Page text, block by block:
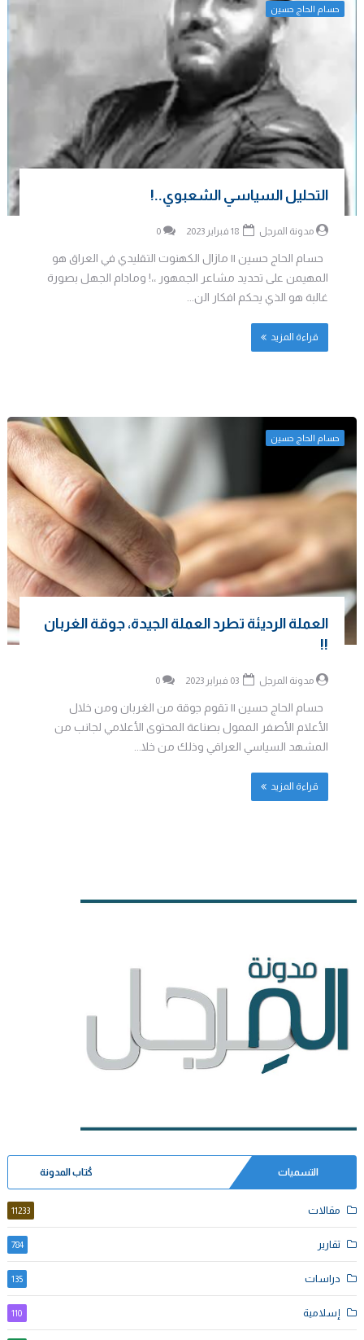
حسام الحاج حسين
التحليل السياسي الشعبوي..!
مدونة المرجل 0
حسام الحاج حسين || مازال الكهنوت التقليدي في العراق هو
المهيمن على تحديد مشاعر الجمهور ،،! ومادام الجهل بصورة
غالبة هو الذي يحكم افكار الن...
قراءة المزيد
حسام الحاج حسين
العملة الرديئة تطرد العملة الجيدة، جوقة الغربان
!!
مدونة المرجل 0
حسام الحاج حسين || تقوم جوقة من الغربان ومن خلال
الأعلام الأصفر الممول بصناعة المحتوى الأعلامي لجانب من
المشهد السياسي العراقي وذلك من خلا...
قراءة المزيد
التسميات كُتاب المدونة
مقالات 11233
تقارير 784
دراسات 135
إسلامية 110